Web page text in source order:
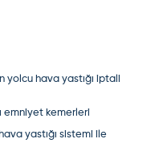
yolcu hava yastığı iptali
emniyet kemerleri
yastığı sistemi ile